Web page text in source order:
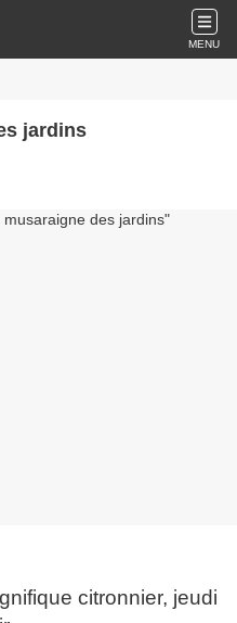
MENU
jardins
citronnier, jeudi